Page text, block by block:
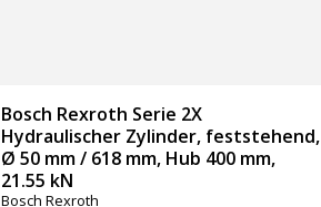
Bosch Rexroth Serie 2X
Hydraulischer Zylinder, feststehend,
Ø 50 mm / 618 mm, Hub 400 mm,
21.55 kN
Bosch Rexroth